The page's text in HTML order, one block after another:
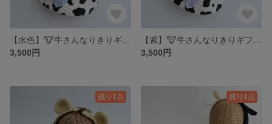
3,500円
3,500円
残り1点 残り1点